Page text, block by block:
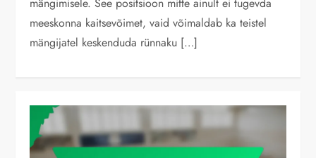
mängimisele. See positsioon mitte ainult ei tugevda
meeskonna kaitsevõimet, vaid võimaldab ka teistel
mängijatel keskenduda rünnaku […]